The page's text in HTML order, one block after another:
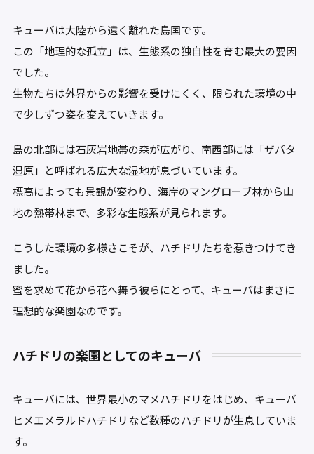
キューバは大陸から遠く離れた島国です。
この「地理的な孤立」は、生態系の独自性を育む最大の要因
でした。
生物たちは外界からの影響を受けにくく、限られた環境の中
で少しずつ姿を変えていきます。
島の北部には石灰岩地帯の森が広がり、南西部には「ザパタ
湿原」と呼ばれる広大な湿地が息づいています。
標高によっても景観が変わり、海岸のマングローブ林から山
地の熱帯林まで、多彩な生態系が見られます。
こうした環境の多様さこそが、ハチドリたちを惹きつけてき
ました。
蜜を求めて花から花へ舞う彼らにとって、キューバはまさに
理想的な楽園なのです。
ハチドリの楽園としてのキューバ
キューバには、世界最小のマメハチドリをはじめ、キューバ
ヒメエメラルドハチドリなど数種のハチドリが生息していま
す。